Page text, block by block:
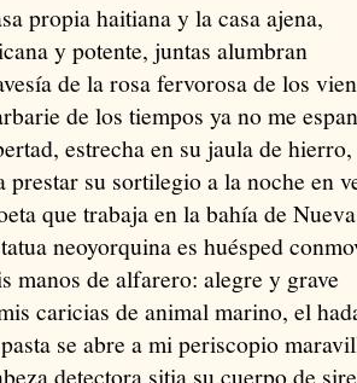
propia haitiana y la casa ajena,
y potente, juntas alumbran
de la rosa fervorosa de los
de los tiempos ya no me
estrecha en su jaula de hierro,
prestar su sortilegio a la noche en
que trabaja en la bahía de
neoyorquina es huésped
manos de alfarero: alegre y grave
caricias de animal marino, el
se abre a mi periscopio
detectora sitia su cuerpo de